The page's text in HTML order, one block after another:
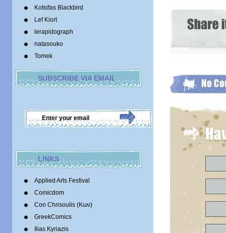
Kotsifas Blackbird
Lef Kiort
lerapidograph
natasouko
Tomek
SUBSCRIBE VIA EMAIL
LINKS
Applied Arts Festival
Comicdom
Con Chrisoulis (Κων)
GreekComics
Ilias Kyriazis